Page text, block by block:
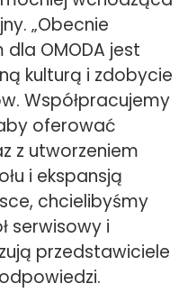
„Obecnie
OMODA jest
kulturą i zdobycie
Współpracujemy
oferować
z utworzeniem
i ekspansją
chcielibyśmy
serwisowy i
przedstawiciele